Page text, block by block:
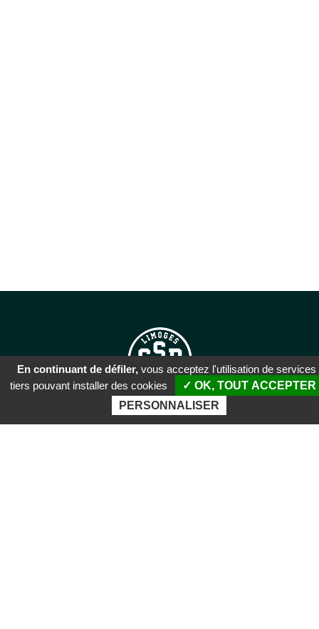
SIÈGE SOCIAL
En continuant de défiler, vous acceptez l'utilisation de services
tiers pouvant installer des cookies
✓ OK, TOUT ACCEPTER
PERSONNALISER